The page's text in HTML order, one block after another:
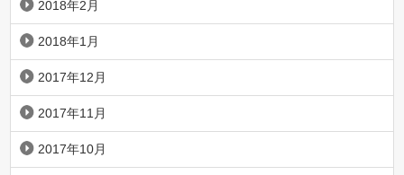
2018年2月
2018年1月
2017年12月
2017年11月
2017年10月